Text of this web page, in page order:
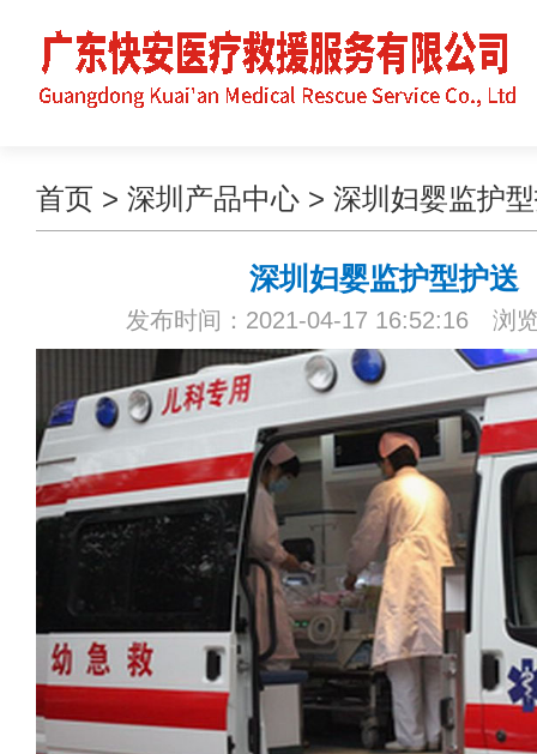
首页 > 深圳产品中心 > 深圳妇婴监护
深圳妇婴监护型护送
发布时间：2021-04-17 16:52:16 浏